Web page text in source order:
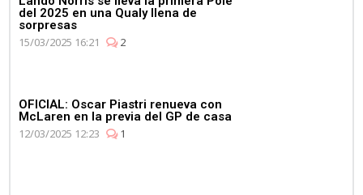
del 2025 en una Qualy llena de
sorpresas
15/03/2025 16:21
2
OFICIAL: Oscar Piastri renueva con
McLaren en la previa del GP de casa
12/03/2025 12:23
1